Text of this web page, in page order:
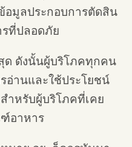
มูลประกอบการตัดสิน
ที่ปลอดภัย
ด ดังนั้นผู้บริโภคทุกคน
อ่านและใช้ประโยชน์
ำหรับผู้บริโภคที่เคย
อาหาร